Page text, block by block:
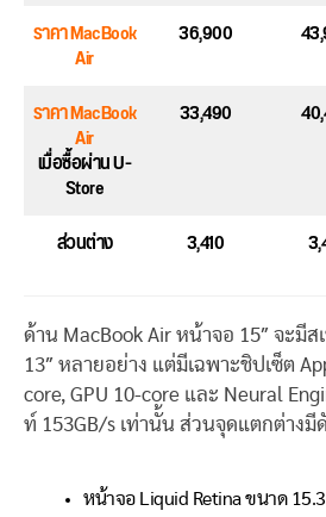
ราคา MacBook
Air
36,900
ราคา MacBook
Air
เมื่อซื้อผ่าน U-
Store
33,490
ส่วนต่าง 3,410
ด้าน MacBook Air หน้าจอ 15″ จะมี
13″ หลายอย่าง แต่มีเฉพาะชิปเซ็ต
core, GPU 10-core และ Neural
ท์ 153GB/s เท่านั้น ส่วนจุดแตกต่างมี
หน้าจอ Liquid Retina ขนาด